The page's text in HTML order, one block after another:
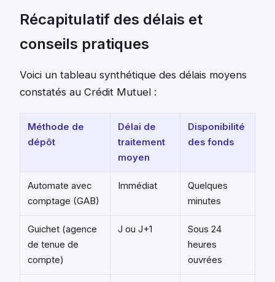
Récapitulatif des délais et
conseils pratiques
Voici un tableau synthétique des délais moyens
constatés au Crédit Mutuel :
Méthode de
dépôt
Délai de
traitement
moyen
Disponibilité
des fonds
Automate avec
comptage (GAB)
Immédiat
Quelques
minutes
Guichet (agence
de tenue de
compte)
J ou J+1
Sous 24
heures
ouvrées